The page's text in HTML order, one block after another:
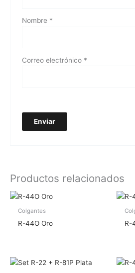
Nombre *
Correo electrónico *
Productos relacionados
Colgantes
R-44O Oro R-